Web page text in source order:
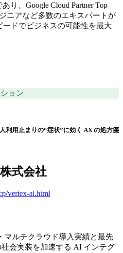
り、Google Cloud Partner Top
ニアなど多数のエキスパートが
ドでビジネスの可能性を最大
ョン
利用止まりの“症状”に効く AX の処方箋
式会社
vertex-ai.html
マルチクラウド導入実績と最先
会実装を加速する AI インテグ